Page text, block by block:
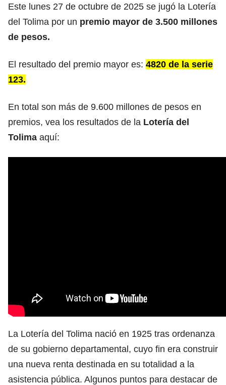
Este lunes 27 de octubre de 2025 se jugó la Lotería
del Tolima por un premio mayor de 3.500 millones
de pesos.
El resultado del premio mayor es: 4820 de la serie
123.
En total son más de 9.600 millones de pesos en
premios, vea los resultados de la Lotería del
Tolima aquí:
La Lotería del Tolima nació en 1925 tras ordenanza
de su gobierno departamental, cuyo fin era construir
una nueva renta destinada en su totalidad a la
asistencia pública. Algunos puntos para destacar de